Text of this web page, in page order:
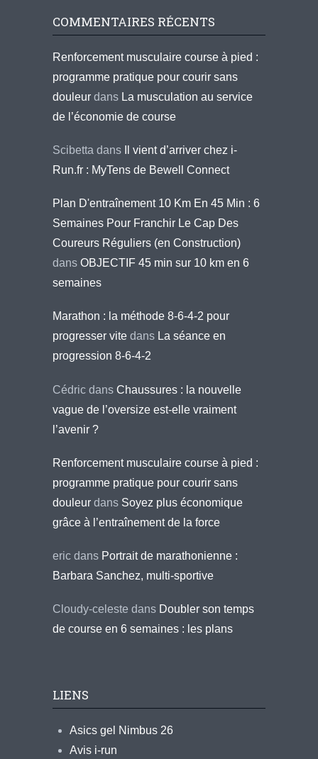
COMMENTAIRES RÉCENTS
Renforcement musculaire course à pied :
programme pratique pour courir sans
douleur dans La musculation au service
de l’économie de course
Scibetta dans
Il vient d’arriver chez i-
Run.fr : MyTens de Bewell Connect
Plan D'entraînement 10 Km En 45 Min : 6
Semaines Pour Franchir Le Cap Des
Coureurs Réguliers (en Construction)
dans OBJECTIF 45 min sur 10 km en 6
semaines
Marathon : la méthode 8-6-4-2 pour
progresser vite dans La séance en
progression 8-6-4-2
Cédric dans Chaussures : la nouvelle
vague de l’oversize est-elle vraiment
l’avenir ?
Renforcement musculaire course à pied :
programme pratique pour courir sans
douleur dans Soyez plus économique
grâce à l’entraînement de la force
eric dans Portrait de marathonienne :
Barbara Sanchez, multi-sportive
Cloudy-celeste dans Doubler son temps
de course en 6 semaines : les plans
LIENS
Asics gel Nimbus 26
Avis i-run